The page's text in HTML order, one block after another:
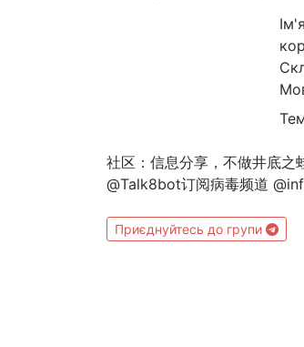
Ім'я
社区：信息分享，不做井底
@Talk8bot订阅病毒频道
Приєднуйтесь до групи